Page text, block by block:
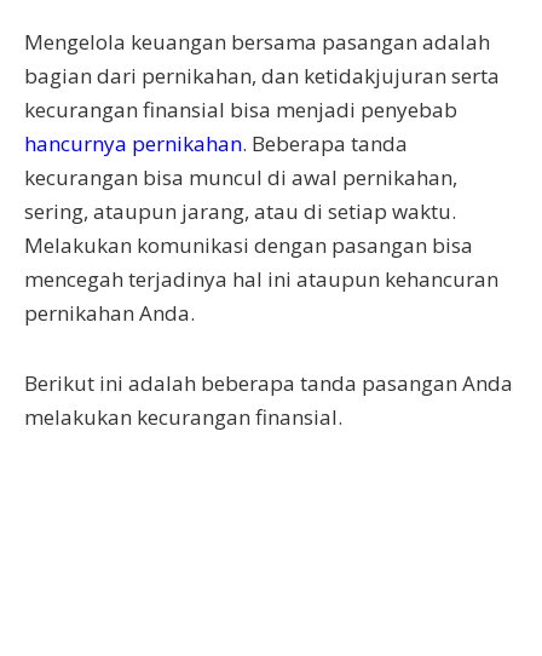
Mengelola keuangan bersama pasangan adalah
bagian dari pernikahan, dan ketidakjujuran serta
kecurangan finansial bisa menjadi penyebab
hancurnya pernikahan. Beberapa tanda
kecurangan bisa muncul di awal pernikahan,
sering, ataupun jarang, atau di setiap waktu.
Melakukan komunikasi dengan pasangan bisa
mencegah terjadinya hal ini ataupun kehancuran
pernikahan Anda.
Berikut ini adalah beberapa tanda pasangan Anda
melakukan kecurangan finansial.